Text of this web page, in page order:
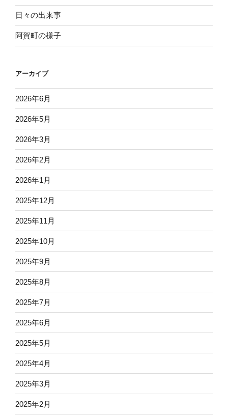
日々の出来事
阿賀町の様子
アーカイブ
2026年6月
2026年5月
2026年3月
2026年2月
2026年1月
2025年12月
2025年11月
2025年10月
2025年9月
2025年8月
2025年7月
2025年6月
2025年5月
2025年4月
2025年3月
2025年2月